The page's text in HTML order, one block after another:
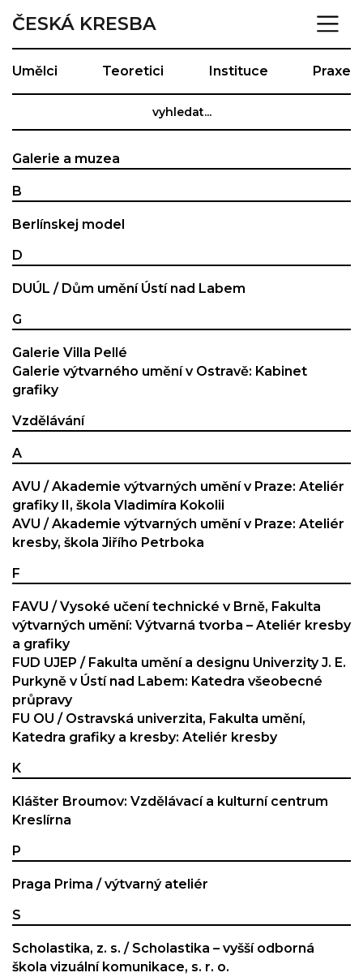
ČESKÁ KRESBA
Umělci Teoretici Instituce Praxe
Galerie a muzea
B
Berlínskej model
D
DUÚL / Dům umění Ústí nad Labem
G
Galerie Villa Pellé
Galerie výtvarného umění v Ostravě: Kabinet
grafiky
Vzdělávání
A
AVU / Akademie výtvarných umění v Praze: Ateliér
grafiky II, škola Vladimíra Kokolii
AVU / Akademie výtvarných umění v Praze: Ateliér
kresby, škola Jiřího Petrboka
F
FAVU / Vysoké učení technické v Brně, Fakulta
výtvarných umění: Výtvarná tvorba – Ateliér kresby
a grafiky
FUD UJEP / Fakulta umění a designu Univerzity J. E.
Purkyně v Ústí nad Labem: Katedra všeobecné
průpravy
FU OU / Ostravská univerzita, Fakulta umění,
Katedra grafiky a kresby: Ateliér kresby
K
Klášter Broumov: Vzdělávací a kulturní centrum
Kreslírna
P
Praga Prima / výtvarný ateliér
S
Scholastika, z. s. / Scholastika – vyšší odborná
škola vizuální komunikace, s. r. o.